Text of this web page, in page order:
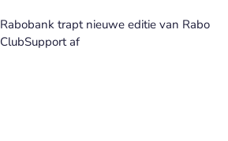
Rabobank trapt nieuwe editie van Rabo
ClubSupport af